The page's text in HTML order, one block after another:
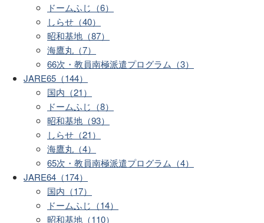
ドームふじ（6）
しらせ（40）
昭和基地（87）
海鷹丸（7）
66次・教員南極派遣プログラム（3）
JARE65（144）
国内（21）
ドームふじ（8）
昭和基地（93）
しらせ（21）
海鷹丸（4）
65次・教員南極派遣プログラム（4）
JARE64（174）
国内（17）
ドームふじ（14）
昭和基地（110）